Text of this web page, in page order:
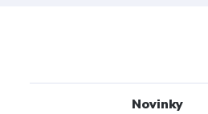
Novinky